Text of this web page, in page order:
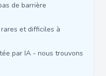
de barrière
et difficiles à
par IA - nous trouvons